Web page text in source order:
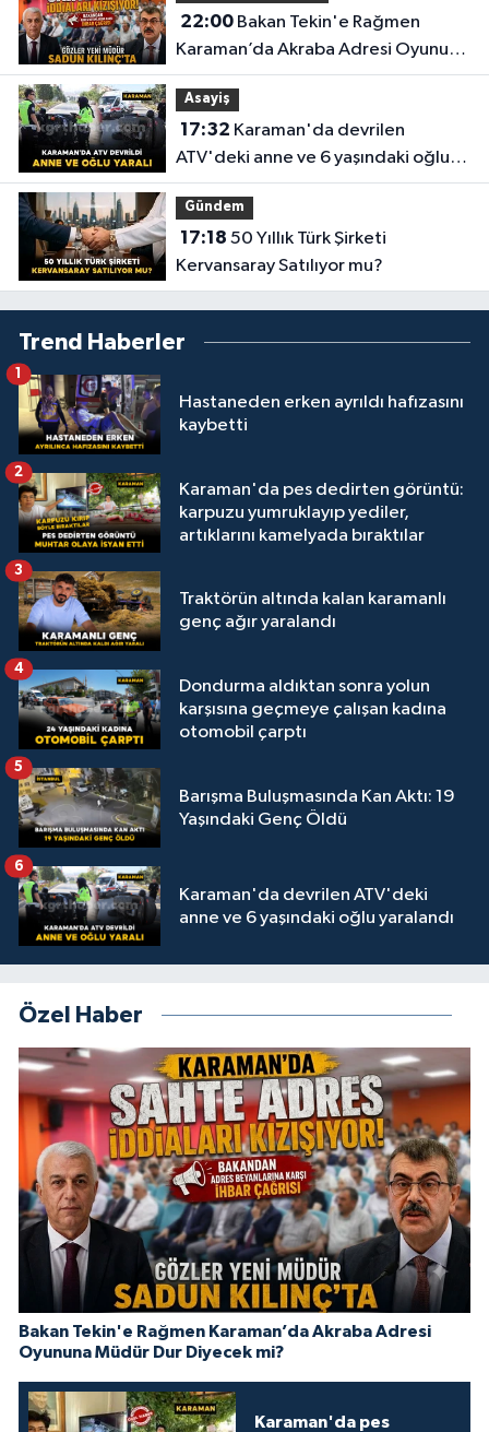
22:00Bakan Tekin'e Rağmen
Karaman’da Akraba Adresi Oyununa
Müdür Dur Diyecek mi?
Asayiş
17:32
ATV'deki anne ve 6 yaşındaki oğlu
yaralandı
Gündem
17:18
Kervansaray Satılıyor mu?
Trend Haberler
Hastaneden erken ayrıldı hafızasını
kaybetti
1
Karaman'da pes dedirten görüntü:
karpuzu yumruklayıp yediler,
artıklarını kamelyada bıraktılar
2
Traktörün altında kalan karamanlı
genç ağır yaralandı
3
Dondurma aldıktan sonra yolun
karşısına geçmeye çalışan kadına
otomobil çarptı
4
Barışma Buluşmasında Kan Aktı: 19
Yaşındaki Genç Öldü
5
Karaman'da devrilen ATV'deki
anne ve 6 yaşındaki oğlu yaralandı
6
Özel Haber
Bakan Tekin'e Rağmen Karaman’da Akraba Adresi
Oyununa Müdür Dur Diyecek mi?
Karaman'da pes